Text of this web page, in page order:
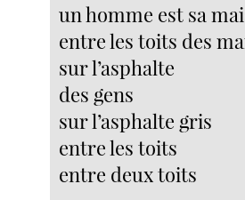
un homme est sa
entre les toits des
sur l’asphalte
des gens
sur l’asphalte gris
entre les toits
entre deux toits